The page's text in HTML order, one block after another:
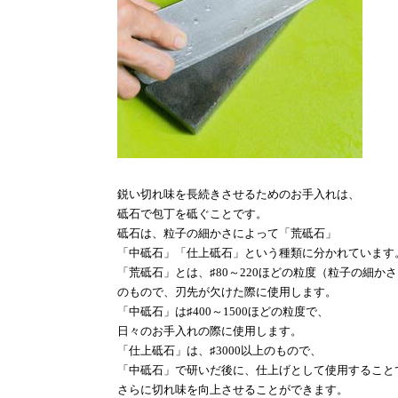
鋭い切れ味を長続きさせるためのお手入れは、
砥石で包丁を砥ぐことです。
砥石は、粒子の細かさによって「荒砥石」
「中砥石」「仕上砥石」という種類に分かれています
「荒砥石」とは、♯80 ～220ほどの粒度（粒子の細かさ
のもので、刃先が欠けた際に使用します。
「中砥石」は♯400 ～ 1500ほどの粒度で、
日々のお手入れの際に使用します。
「仕上砥石」は、♯3000 以上のもので、
「中砥石」で研いだ後に、仕上げとして使用すること
さらに切れ味を向上させることができます。